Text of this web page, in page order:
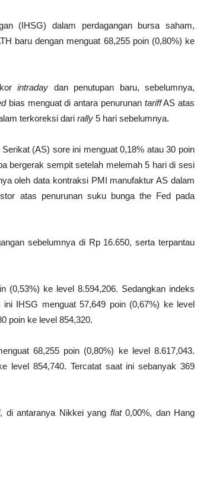
(IHSG) dalam perdagangan bursa saham,
baru dengan menguat 68,255 poin (0,80%) ke
intraday dan penutupan baru, sebelumnya,
bias menguat di antara penurunan tariffAS atas
terkoreksi dari rally 5 hari sebelumnya.
(AS) sore ini menguat 0,18% atau 30 poin
bergerak sempit setelah melemah 5 hari di sesi
oleh data kontraksi PMI manufaktur AS dalam
atas penurunan suku bunga the Fed pada
sebelumnya di Rp 16.650, serta terpantau
(0,53%) ke level 8.594,206. Sedangkan indeks
IHSG menguat 57,649 poin (0,67%) ke level
poin ke level 854,320.
68,255 poin (0,80%) ke level 8.617,043.
level 854,740. Tercatat saat ini sebanyak 369
, di antaranya Nikkei yang flat0,00%, dan Hang